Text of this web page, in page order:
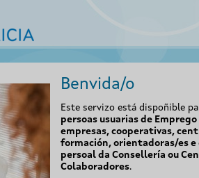
Benvida/o
Este servizo está dispoñible
persoas usuarias de Emprego
empresas, cooperativas,
formación, orientadoras/es e
persoal da Consellería ou
Colaboradores.